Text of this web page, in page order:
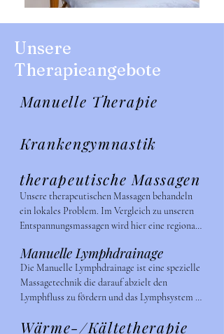
Unsere
Therapieangebote
Manuelle Therapie
Krankengymnastik
therapeutische Massagen
Unsere therapeutischen Massagen behandeln
ein lokales Problem. Im Vergleich zu unseren
Entspannungsmassagen wird hier eine regionale
bearbeitet. Wählbar ist diese Behandlung für
20, 30 oder 40 Minuten
Manuelle Lymphdrainage
Die Manuelle Lymphdrainage ist eine spezielle
Massagetechnik die darauf abzielt den
Lymphfluss zu fördern und das Lymphsystem zu
chirurgischen Eingriffen, stumpfen
Wärme-/Kältetherapie